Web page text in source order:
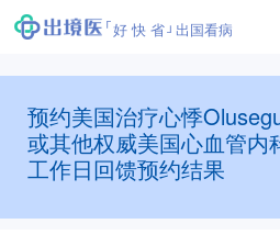
好 快 省 出国看病
预约美国治疗心悸
或其他权威美国心血管内
工作日回馈预约结果